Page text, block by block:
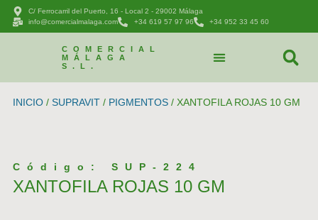
C/ Ferrocarril del Puerto, 16 - Local 2 - 29002 Málaga
info@comercialmalaga.com
+34 619 57 97 96 +34 952 33 45 60
COMERCIAL
MÁLAGA
S.L.
INICIO/ SUPRAVIT/ PIGMENTOS/ XANTOFILA ROJAS 10 GM
Código: SUP-224
XANTOFILA ROJAS 10 GM